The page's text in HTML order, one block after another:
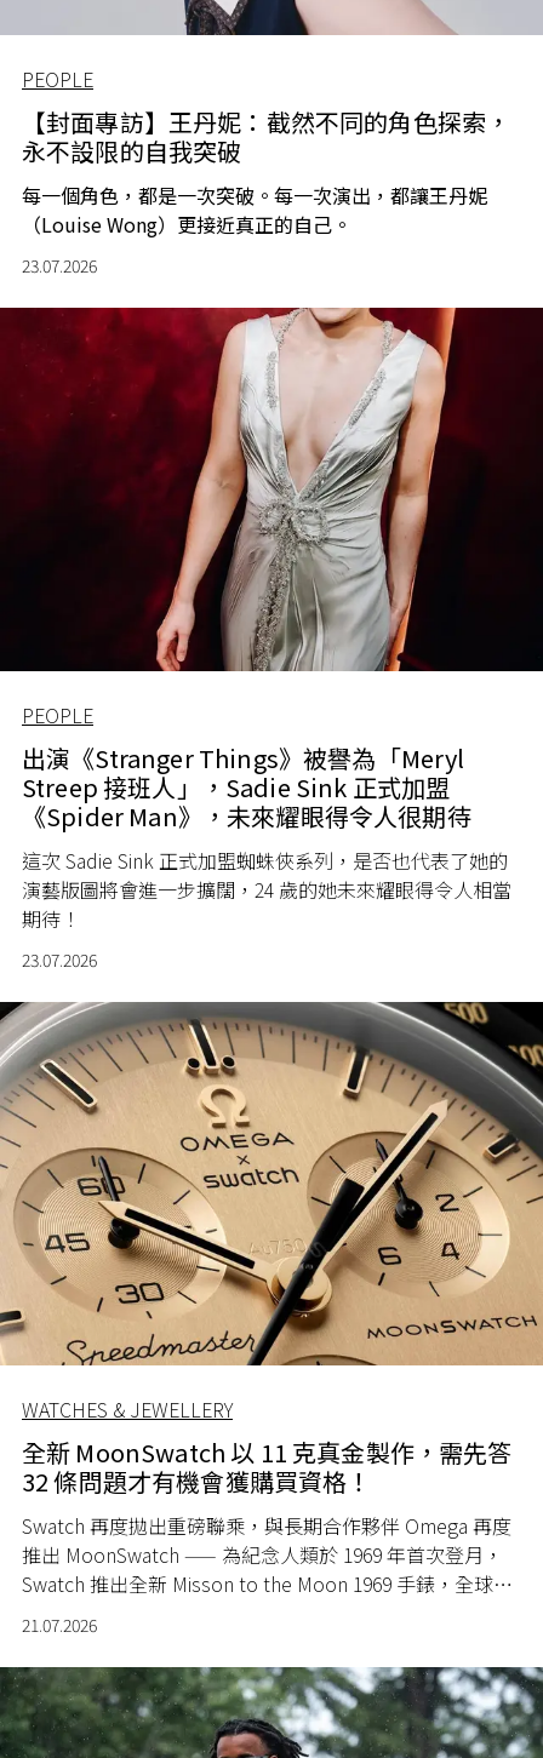
PEOPLE
【封面專訪】王丹妮：截然不同的角色探索，
永不設限的自我突破
每一個角色，都是一次突破。每一次演出，都讓王丹妮
（Louise Wong）更接近真正的自己。
23.07.2026
PEOPLE
出演《Stranger Things》被譽為「Meryl
Streep 接班人」，Sadie Sink 正式加盟
《Spider Man》，未來耀眼得令人很期待
這次 Sadie Sink 正式加盟蜘蛛俠系列，是否也代表了她的
演藝版圖將會進一步擴闊，24 歲的她未來耀眼得令人相當
期待！
23.07.2026
WATCHES & JEWELLERY
全新 MoonSwatch 以 11 克真金製作，需先答
32 條問題才有機會獲購買資格！
Swatch 再度拋出重磅聯乘，與長期合作夥伴 Omega 再度
推出 MoonSwatch —— 為紀念人類於 1969 年首次登月，
Swatch 推出全新 Misson to the Moon 1969 手錶，全球限
21.07.2026